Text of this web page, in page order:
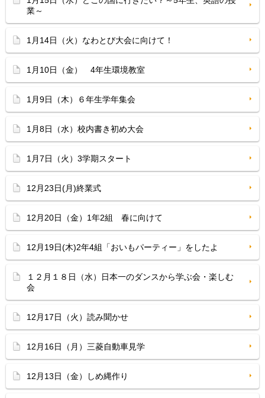
業～
1月14日（火）なわとび大会に向けて！
1月10日（金） 4年生環境教室
1月9日（木）６年生学年集会
1月8日（水）校内書き初め大会
1月7日（火）3学期スタート
12月23日(月)終業式
12月20日（金）1年2組 春に向けて
12月19日(木)2年4組「おいもパーティー」をしたよ
１２月１８日（水）日本一のダンスから学ぶ会・楽しむ
会
12月17日（火）読み聞かせ
12月16日（月）三菱自動車見学
12月13日（金）しめ縄作り